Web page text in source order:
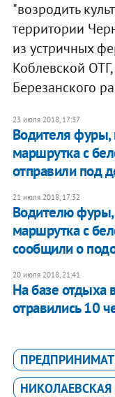
"возродить
территории
из устричных
Коблевской
Березанского
23 июля 2018, 17:37
Водителя фуры,
маршрутка с
отправили под
21 июля 2018, 17:32
Водителю фуры,
маршрутка с
сообщили о
20 июля 2018, 21:41
На базе отдыха
отравились 10
НИКОЛАЕВСКАЯ